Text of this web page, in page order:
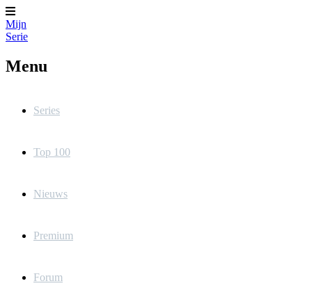
Mijn
Serie
Menu
Series
Top 100
Nieuws
Premium
Forum